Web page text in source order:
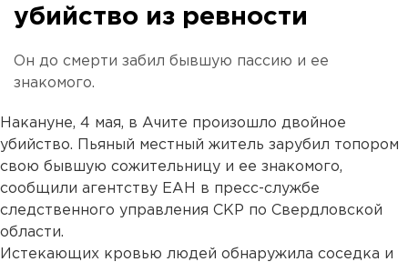
убийство из ревности
Он до смерти забил бывшую пассию и ее
знакомого.
Накануне, 4 мая, в Ачите произошло двойное
убийство. Пьяный местный житель зарубил топором
свою бывшую сожительницу и ее знакомого,
сообщили агентству ЕАН в пресс-службе
следственного управления СКР по Свердловской
области.
Истекающих кровью людей обнаружила соседка и